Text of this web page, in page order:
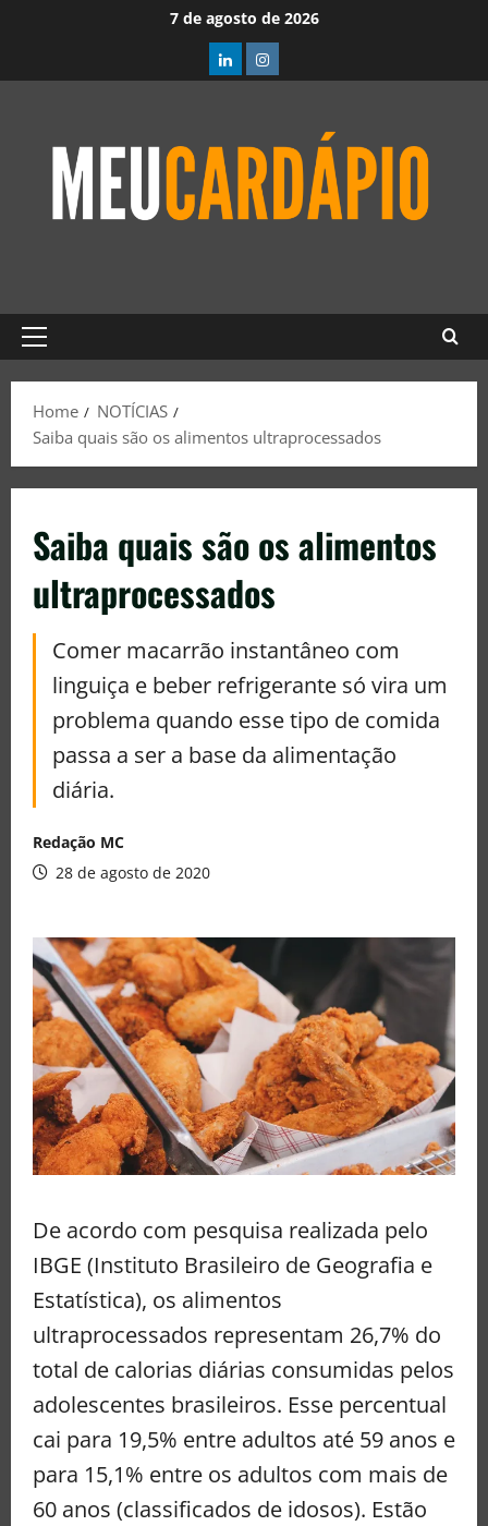
7 de agosto de 2026
Home
NOTÍCIAS
Saiba quais são os alimentos ultraprocessados
Saiba quais são os alimentos
ultraprocessados
Comer macarrão instantâneo com
linguiça e beber refrigerante só vira um
problema quando esse tipo de comida
passa a ser a base da alimentação
diária.
Redação MC
28 de agosto de 2020
De acordo com pesquisa realizada pelo
IBGE (Instituto Brasileiro de Geografia e
Estatística), os alimentos
ultraprocessados representam 26,7% do
total de calorias diárias consumidas pelos
adolescentes brasileiros. Esse percentual
cai para 19,5% entre adultos até 59 anos e
para 15,1% entre os adultos com mais de
60 anos (classificados de idosos). Estão